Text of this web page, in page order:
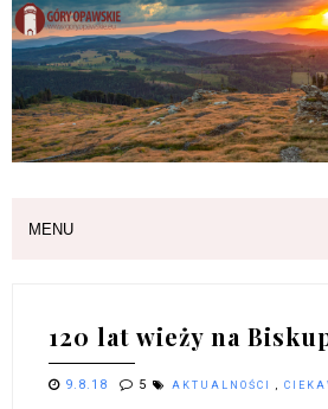
120 lat wieży na
9.8.18 5 AKTUALNOŚCI